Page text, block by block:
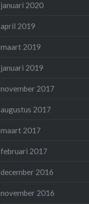
januari 2020
april 2019
maart 2019
januari 2019
november 2017
augustus 2017
maart 2017
februari 2017
december 2016
november 2016